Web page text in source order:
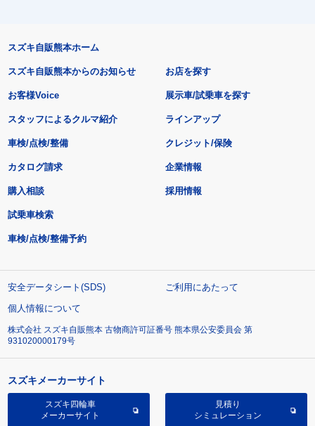
スズキ自販熊本ホーム
スズキ自販熊本からのお知らせ
お客様Voice
スタッフによるクルマ紹介
お店を探す
展示車/試乗車を探す
ラインアップ
車検/点検/整備 クレジット/保険
カタログ請求
購入相談
試乗車検索
車検/点検/整備予約
企業情報
採用情報
安全データシート(SDS)
ご利用にあたって
個人情報について
株式会社 スズキ自販熊本 古物商許可証番号 熊本県公安委員会 第
931020000179号
スズキメーカーサイト
スズキ四輪車
メーカーサイト
見積り
シミュレーション